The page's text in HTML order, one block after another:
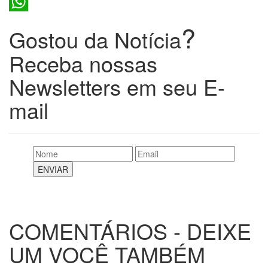
Gostou da Notícia?
Receba nossas
Newsletters em seu E-
mail
COMENTÁRIOS - DEIXE
UM VOCÊ TAMBÉM